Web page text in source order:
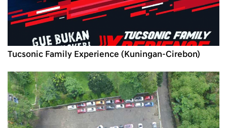
Tucsonic Family Experience (Kuningan-Cirebon)